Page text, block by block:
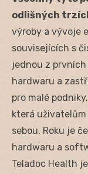
odlišných
výroby a vývoje
souvisejících s
jednou z
hardwaru a
pro malé
která
sebou. Roku je
hardwaru a
Teladoc Health